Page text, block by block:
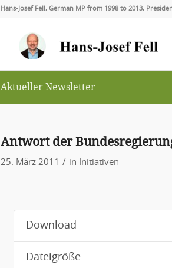
Hans-Josef Fell, German MP from 1998 to 2013,
Aktueller Newsletter
Antwort der
25. März 2011 / in Initiativen
Download
Dateigröße